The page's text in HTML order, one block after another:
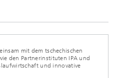
mit dem tschechischen
den Partnerinstituten IPA und
und innovative